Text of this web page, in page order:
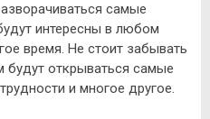
самые
интересны в любом
время. Не стоит забывать
открываться самые
и многое другое.